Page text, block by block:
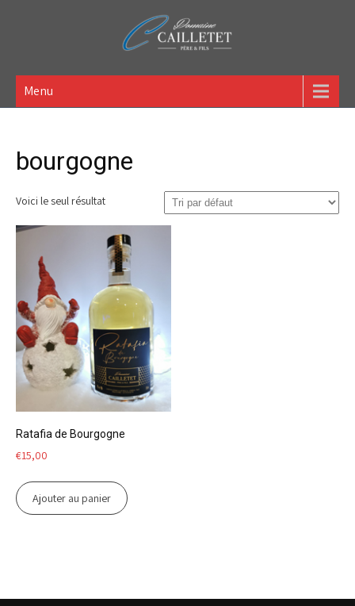
Domaine Cailletet Père &
Fils – Vigneron – GAEC
située à Bouix (21)
Menu
bourgogne
Voici le seul résultat
Ratafia de Bourgogne
€15,00
Ajouter au panier